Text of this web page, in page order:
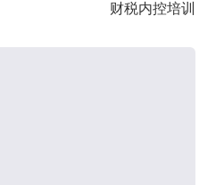
财税内控培训